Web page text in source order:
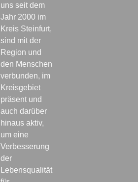
uns seit dem
Jahr 2000 im
Kreis Steinfurt,
sind mit der
Region und
den Menschen
verbunden, im
Kreisgebiet
präsent und
auch darüber
hinaus aktiv,
um eine
Verbesserung
der
Lebensqualität